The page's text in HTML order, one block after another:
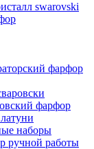
swarovski
фарфор
фарфор
наборы
ручной работы